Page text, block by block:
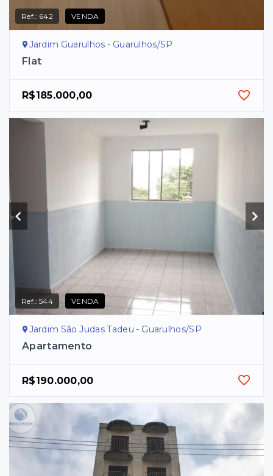
Ref.: 642 VENDA
Jardim Guarulhos - Guarulhos/SP
Flat
R$185.000,00
Ref.:544 VENDA
Jardim São Judas Tadeu - Guarulhos/SP
Apartamento
R$190.000,00